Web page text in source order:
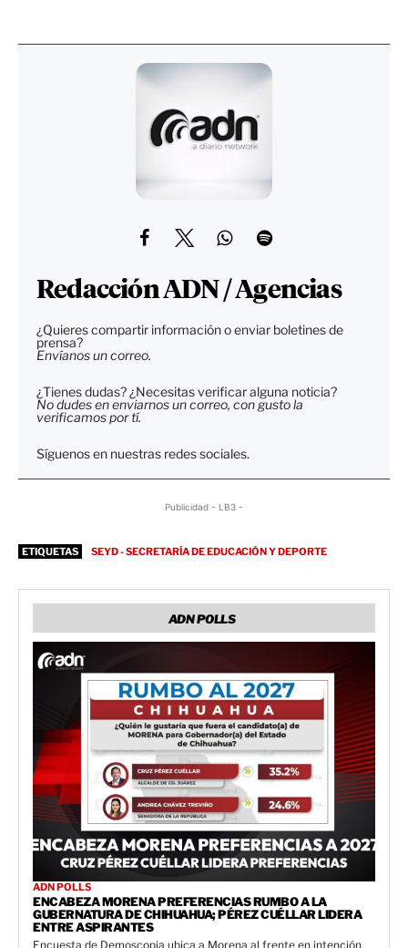
Redacción ADN / Agencias
¿Quieres compartir información o enviar boletines de
prensa?
Envíanos un correo.
¿Tienes dudas? ¿Necesitas verificar alguna noticia?
No dudes en enviarnos un correo, con gusto la
verificamos por tí.
Síguenos en nuestras redes sociales.
Publicidad - LB3 -
ETIQUETAS SEYD - SECRETARÍA DE EDUCACIÓN Y DEPORTE
ADN POLLS
ADN POLLS
ENCABEZA MORENA PREFERENCIAS RUMBO A LA
GUBERNATURA DE CHIHUAHUA; PÉREZ CUÉLLAR LIDERA
ENTRE ASPIRANTES
Encuesta de Demoscopia ubica a Morena al frente en intención